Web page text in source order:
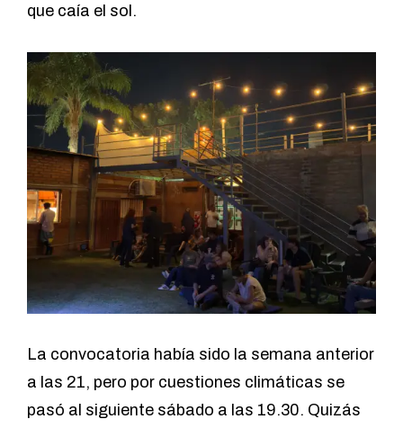
que caía el sol.
La convocatoria había sido la semana anterior
a las 21, pero por cuestiones climáticas se
pasó al siguiente sábado a las 19.30. Quizás